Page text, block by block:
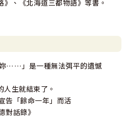
》、《北海道三都物語》等書。
……」是一種無法弭平的遺憾
生就結束了。
告「餘命一年」而活
對話錄》